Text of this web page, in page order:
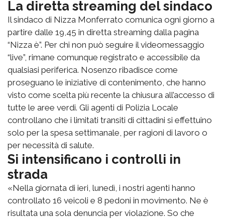
La diretta streaming del sindaco
Il sindaco di Nizza Monferrato comunica ogni giorno a
partire dalle 19,45 in diretta streaming dalla pagina
“Nizza è”. Per chi non può seguire il videomessaggio
“live”, rimane comunque registrato e accessibile da
qualsiasi periferica. Nosenzo ribadisce come
proseguano le iniziative di contenimento, che hanno
visto come scelta più recente la chiusura all’accesso di
tutte le aree verdi. Gli agenti di Polizia Locale
controllano che i limitati transiti di cittadini si effettuino
solo per la spesa settimanale, per ragioni di lavoro o
per necessità di salute.
Si intensificano i controlli in
strada
«Nella giornata di ieri, lunedì, i nostri agenti hanno
controllato 16 veicoli e 8 pedoni in movimento. Ne è
risultata una sola denuncia per violazione. So che